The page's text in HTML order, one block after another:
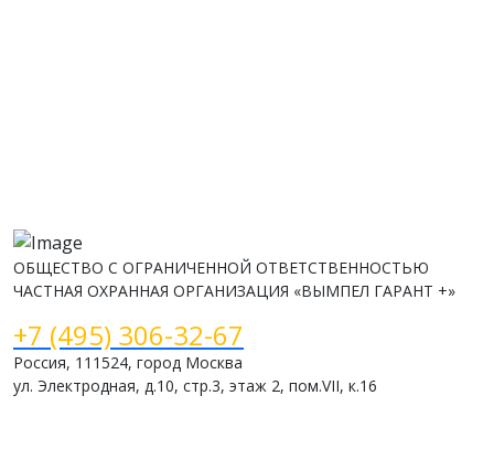
ОБЩЕСТВО С ОГРАНИЧЕННОЙ ОТВЕТСТВЕННОСТЬЮ
ЧАСТНАЯ ОХРАННАЯ ОРГАНИЗАЦИЯ «ВЫМПЕЛ ГАРАНТ +»
+7 (495) 306-32-67
Россия, 111524, город Москва
ул. Электродная, д.10, стр.3, этаж 2, пом.VII, к.16